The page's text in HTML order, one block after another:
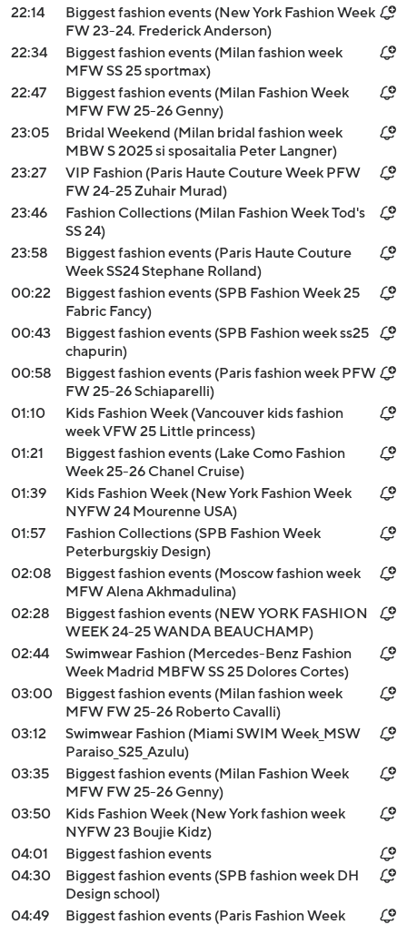
22:14
Biggest fashion events (New York Fashion Week
FW 23-24. Frederick Anderson)
22:34
Biggest fashion events (Milan fashion week
MFW SS 25 sportmax)
22:47
Biggest fashion events (Milan Fashion Week
MFW FW 25-26 Genny)
23:05
Bridal Weekend (Milan bridal fashion week
MBW S 2025 si sposaitalia Peter Langner)
23:27
VIP Fashion (Paris Haute Couture Week PFW
FW 24-25 Zuhair Murad)
23:46
Fashion Collections (Milan Fashion Week Tod's
SS 24)
23:58
Biggest fashion events (Paris Haute Couture
Week SS24 Stephane Rolland)
00:22
Biggest fashion events (SPB Fashion Week 25
Fabric Fancy)
00:43
Biggest fashion events (SPB Fashion week ss25
chapurin)
00:58
Biggest fashion events (Paris fashion week PFW
FW 25-26 Schiaparelli)
01:10
Kids Fashion Week (Vancouver kids fashion
week VFW 25 Little princess)
01:21
Biggest fashion events (Lake Como Fashion
Week 25-26 Chanel Cruise)
01:39
Kids Fashion Week (New York Fashion Week
NYFW 24 Mourenne USA)
01:57
Fashion Collections (SPB Fashion Week
Peterburgskiy Design)
02:08
Biggest fashion events (Moscow fashion week
MFW Alena Akhmadulina)
02:28
Biggest fashion events (NEW YORK FASHION
WEEK 24-25 WANDA BEAUCHAMP)
02:44
Swimwear Fashion (Mercedes-Benz Fashion
Week Madrid MBFW SS 25 Dolores Cortes)
03:00
Biggest fashion events (Milan fashion week
MFW FW 25-26 Roberto Cavalli)
03:12
Swimwear Fashion (Miami SWIM Week_MSW
Paraiso_S25_Azulu)
03:35
Biggest fashion events (Milan Fashion Week
MFW FW 25-26 Genny)
03:50
Kids Fashion Week (New York fashion week
NYFW 23 Boujie Kidz)
04:01
Biggest fashion events
04:30
Biggest fashion events (SPB fashion week DH
Design school)
04:49
Biggest fashion events (Paris Fashion Week